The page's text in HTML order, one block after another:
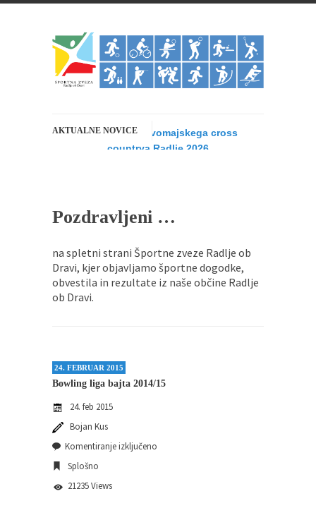
AKTUALNE NOVICE
Rezultati 14. Prvomajskega cross
countrya Radlje 2026
1. MAJ 2026 - Športna zveza Radlje bo v...
22. redna Skupščina Športne zveze Radlje
ob Dravi
Športna zveza Radlje ob Dravi vabi vse člane in...
Mini olimpijada 2025
Športna zveza Radlje ob Dravi, je v sodelovanju
Pozdravljeni …
na spletni strani Športne zveze Radlje ob
Dravi, kjer objavljamo športne dogodke,
obvestila in rezultate iz naše občine Radlje
ob Dravi.
24. FEBRUAR 2015
Bowling liga bajta 2014/15
24. feb 2015
Bojan Kus
Komentiranje izključeno
Splošno
21235 Views